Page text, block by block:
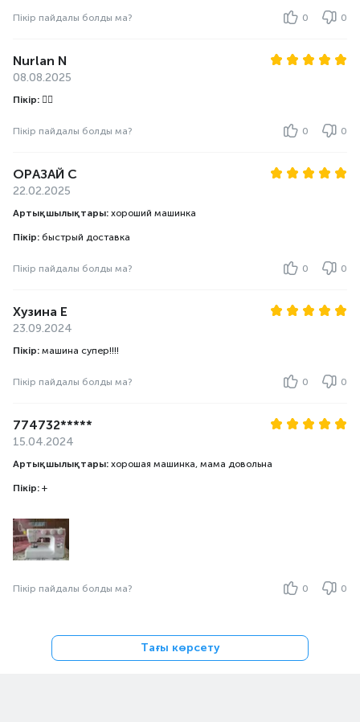
Пікір пайдалы болды ма? 0 0
Nurlan N
08.08.2025
Пікір: 👍🏻
Пікір пайдалы болды ма? 0 0
ОРАЗАЙ С
22.02.2025
Артықшылықтары: хороший машинка
Пікір: быстрый доставка
Пікір пайдалы болды ма? 0 0
Хузина Е
23.09.2024
Пікір: машина супер!!!!
Пікір пайдалы болды ма? 0 0
774732*****
15.04.2024
Артықшылықтары: хорошая машинка, мама довольна
Пікір: +
Пікір пайдалы болды ма? 0 0
Тағы көрсету